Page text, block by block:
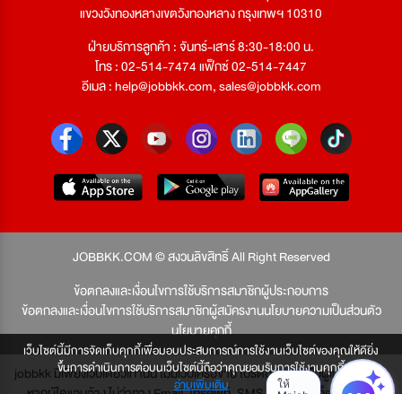
เว็บไซต์นี้มีการจัดเก็บคุกกี้เพื่อมอบประสบการณ์การใช้งานเว็บไซต์ของคุณให้ดียิ่ง
ขึ้นการดำเนินการต่อบนเว็บไซต์นี้ถือว่าคุณยอมรับการใช้งานคุกกี้
อ่านเพิ่มเติม
แขวงวังทองหลางเขตวังทองหลาง กรุงเทพฯ 10310
ฝ่ายบริการลูกค้า : จันทร์-เสาร์ 8:30-18:00 น.
โทร : 02-514-7474 แฟ็กซ์ 02-514-7447
อีเมล :help@jobbkk.com,sales@jobbkk.com
JOBBKK.COM © สงวนลิขสิทธิ์ All Right Reserved
ข้อตกลงและเงื่อนไขการใช้บริการสมาชิกผู้ประกอบการ
ข้อตกลงและเงื่อนไขการใช้บริการสมาชิกผู้สมัครงานนโยบายความเป็นส่วนตัว
นโยบายคุกกี้
jobbkk มีเพียงเว็บเดียวเท่านั้น ไม่มีเว็บเครือข่าย โปรดอย่าหลงเชื่อผู้แอบอ้าง และ